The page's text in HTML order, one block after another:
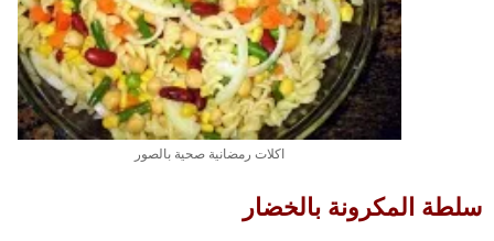
اكلات رمضانية صحية بالصور
سلطة المكرونة بالخضار